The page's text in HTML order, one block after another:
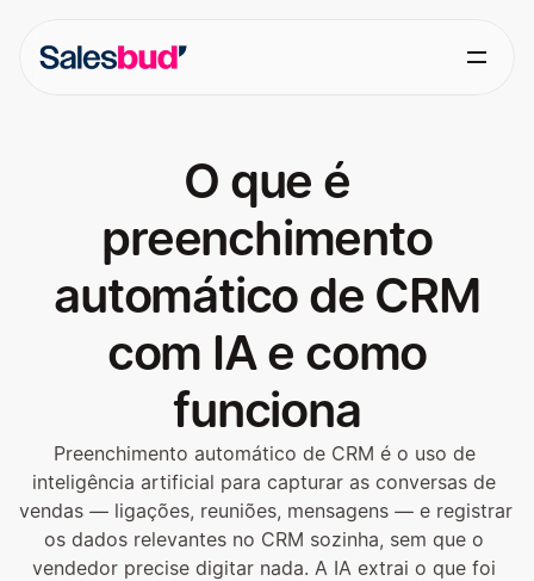
O que é
preenchimento
automático de CRM
com IA e como
funciona
Preenchimento automático de CRM é o uso de
inteligência artificial para capturar as conversas de
vendas — ligações, reuniões, mensagens — e registrar
os dados relevantes no CRM sozinha, sem que o
vendedor precise digitar nada. A IA extrai o que foi